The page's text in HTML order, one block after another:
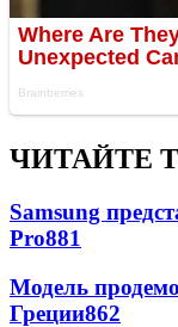
ЧИТАЙТЕ
Samsung
Pro881
Модель
Греции862